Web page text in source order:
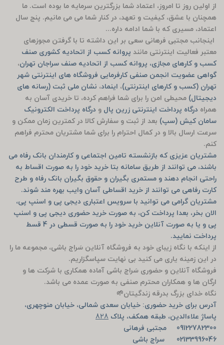
از اولین روز تا امروز، اعتماد شما بزرگترین سرمایه ما بوده است. ما
همچنان با عشق، کیفیت و تعهد، در کنار شما می می مانیم. پنج سال
اعتماد، مسیری که با شما ادامه داره...
اینجانب مجتبی فرهانی سعی بر این داشته تا با گرفتن مجوزهای
معتبر فعالیت اینترنتی مانند پروانه کسب از اتحادیه کشوری صنف
کسب و کارهای مجازی، پروانه کسب از اتحادیه صنف سراجان تهران،
گواهی عضویت انجمن صنفی کارفرمایی فروشگاه های اینترنتی شهر
تهران (کسب و کارهای اینترنتی)، اینماد، نشان ملی ثبت (رسانه های
دیجیتال) محیطی امن را برای شما فراهم کرده، تا خریدی آسان به
همراه درگاه پرداخت اینترنتی زرین پال و درگاه پرداخت الکترونیک
سامان کیش (سپ) بعد از ثبت و سفارش کالا در کمترین زمان ممکن و
سرعت ارسال بالا و در کمال احترام را برای شما مشتریان محترم فراهم
کنم.
مشتریان عزیزی که بازنشسته تامین اجتماعی و کارمندان بانک رفاه می
باشند، می توانند از طریق سامانه بتا خرید خود را به صورت اقساط به
راحتی انجام دهند و مستمری بگیران و حقوق بگیران بانک رفاه و طرح
کارت رفاهی می توانند از خرید اقساطی آسان وایب بهره مند شوند.
مشتریان گرامی می توانید با سرویس اعتباری دیجی پی و اسنپ پی،
الان بخر، بعدا پرداخت کن، به صورت خرید حضوری دیجی پی و اسنپ
پی و یا به صورت آنلاین خرید خود را به صورت قسطی در 4 قسط
پرداخت نمایید.
از اینکه با نگاه زیبای خود به فروشگاه آنلاین سَراج باشی، مجموعه ما را
در این زمینه یاری می کنید بی نهایت سپاسگزاریم.
فروشگاه آنلاین و حضوری سَراج باشی آماده همکاری با شرکت ها و
ارگان ها و همکاران محترم صنفی به صورت عمده می باشد.
نگاه خدای بزرگ بدرقه زندگیتان🌱
آدرس برای خرید حضوری: خیابان سعدی شمالی، خیابان منوچهری،
پاساژ علاءالدین، طبقه همکف، پلاک 828
09122782300 مجتبی فرهانی
02133996046 سراج باشی